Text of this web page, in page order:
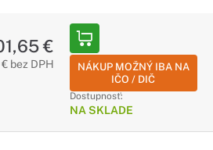
€
bez DPH
NÁKUP MOŽNÝ IBA NA
IČO / DIČ
Dostupnosť:
NA SKLADE